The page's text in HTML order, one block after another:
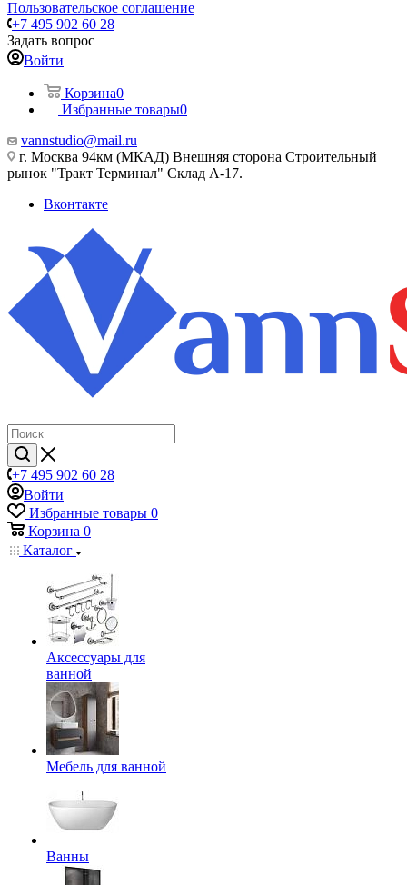
Пользовательское соглашение
+7 495 902 60 28
Задать вопрос
Войти
Корзина0
Избранные товары0
vannstudio@mail.ru
г. Москва 94км (МКАД) Внешняя сторона Строительный
рынок "Тракт Терминал" Склад А-17.
Вконтакте
+7 495 902 60 28
Войти
Избранные товары 0
Корзина 0
Каталог
Аксессуары для
ванной
Мебель для ванной
Ванны